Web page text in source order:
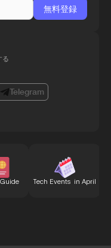
る
Telegram
Tech Events in April